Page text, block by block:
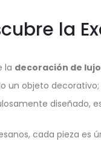
la
la decoración de lujo
un objeto
diseñado,
cada pieza es